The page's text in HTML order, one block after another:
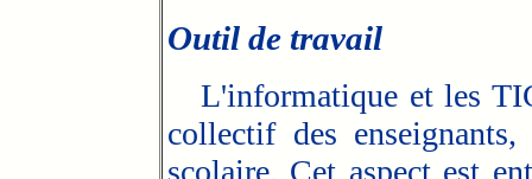
Outil de travail
L'informatique et les
collectif des
scolaire. Cet aspect est